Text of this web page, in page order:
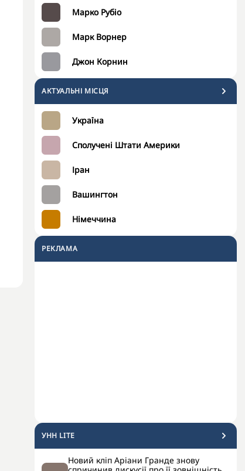
Марко Рубіо
Марк Ворнер
Джон Корнин
АКТУАЛЬНІ МІСЦЯ
Україна
Сполучені Штати Америки
Іран
Вашингтон
Німеччина
РЕКЛАМА
УНН LITE
Новий кліп Аріани Гранде знову